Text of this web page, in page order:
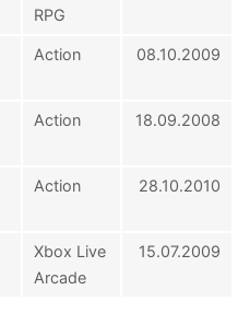
RPG
Action 08.10.2009
Action 18.09.2008
Action 28.10.2010
Xbox Live
Arcade
15.07.2009